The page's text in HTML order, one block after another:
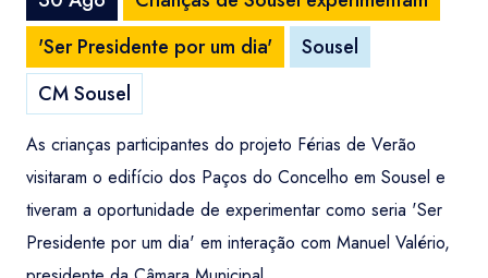
'Ser Presidente por um dia'
Sousel
CM Sousel
As crianças participantes do projeto Férias de Verão
visitaram o edifício dos Paços do Concelho em Sousel e
tiveram a oportunidade de experimentar como seria 'Ser
Presidente por um dia' em interação com Manuel Valério,